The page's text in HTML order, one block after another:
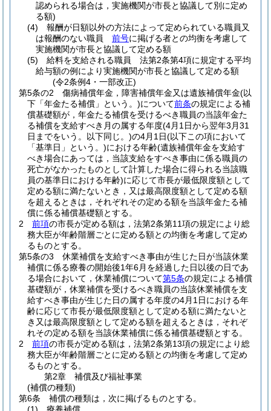
認められる場合は，実施機関が市長と協議して別に定め
る額)
(4)
報酬が日額以外の方法によって定められている職員又
は報酬のない職員 前号に掲げる者との均衡を考慮して
実施機関が市長と協議して定める額
(5)
給料を支給される職員 法第2条第4項に規定する平均
給与額の例により実施機関が市長と協議して定める額
(令2条例4・一部改正)
第5条の2
傷病補償年金，障害補償年金又は遺族補償年金(以
下「年金たる補償」という。)について前条の規定による補
償基礎額が，年金たる補償を受けるべき職員の当該年金た
る補償を支給すべき月の属する年度(4月1日から翌年3月31
日までをいう。以下同じ。)の4月1日(以下この項において
「基準日」という。)における年齢(遺族補償年金を支給す
べき場合にあっては，当該支給をすべき事由に係る職員の
死亡がなかったものとして計算した場合に得られる当該職
員の基準日における年齢)に応じて市長が最低限度額として
定める額に満たないとき，又は最高限度額として定める額
を超えるときは，それぞれその定める額を当該年金たる補
償に係る補償基礎額とする。
2
前項の市長が定める額は，法第2条第11項の規定により総
務大臣が年齢階層ごとに定める額との均衡を考慮して定め
るものとする。
第5条の3
休業補償を支給すべき事由が生じた日が当該休業
補償に係る療養の開始後1年6月を経過した日以後の日であ
る場合において，休業補償について第5条の規定による補償
基礎額が，休業補償を受けるべき職員の当該休業補償を支
給すべき事由が生じた日の属する年度の4月1日における年
齢に応じて市長が最低限度額として定める額に満たないと
き又は最高限度額として定める額を超えるときは，それぞ
れその定める額を当該休業補償に係る補償基礎額とする。
2
前項の市長が定める額は，法第2条第13項の規定により総
務大臣が年齢階層ごとに定める額との均衡を考慮して定め
るものとする。
第2章
補償及び福祉事業
(補償の種類)
第6条
補償の種類は，次に掲げるものとする。